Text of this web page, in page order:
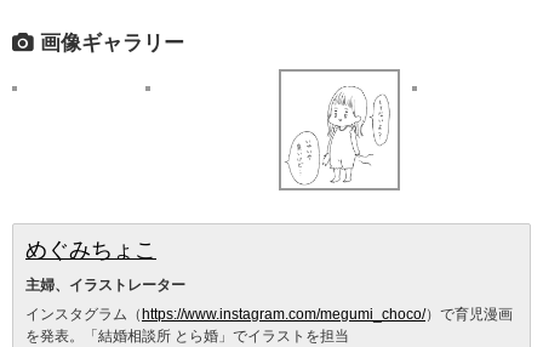
画像ギャラリー
めぐみちょこ
主婦、イラストレーター
インスタグラム（ https://www.instagram.com/megumi_choco/）で育児漫画
を発表。「結婚相談所 とら婚」でイラストを担当